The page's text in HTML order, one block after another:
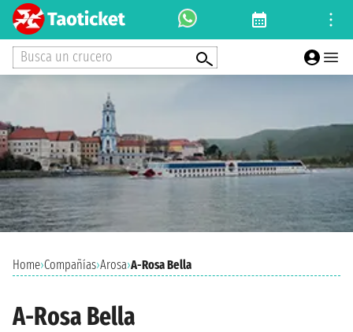
Busca un crucero
Home›Compañías›Arosa›A-Rosa Bella
A-Rosa Bella